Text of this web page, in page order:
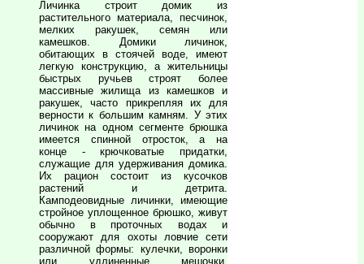
Личинка строит домик из
растительного материала, песчинок,
мелких ракушек, семян или
камешков. Домики личинок,
обитающих в стоячей воде, имеют
легкую конструкцию, а жительницы
быстрых ручьев строят более
массивные жилища из камешков и
ракушек, часто прикрепляя их для
верности к большим камням. У этих
личинок на одном сегменте брюшка
имеется спинной отросток, а на
конце - крючковатые придатки,
служащие для удерживания домика.
Их рацион состоит из кусочков
растений и детрита.
Камподеовидные личинки, имеющие
стройное уплощенное брюшко, живут
обычно в проточных водах и
сооружают для охоты ловчие сети
различной формы: кулечки, воронки
или удлиненные мешочки.